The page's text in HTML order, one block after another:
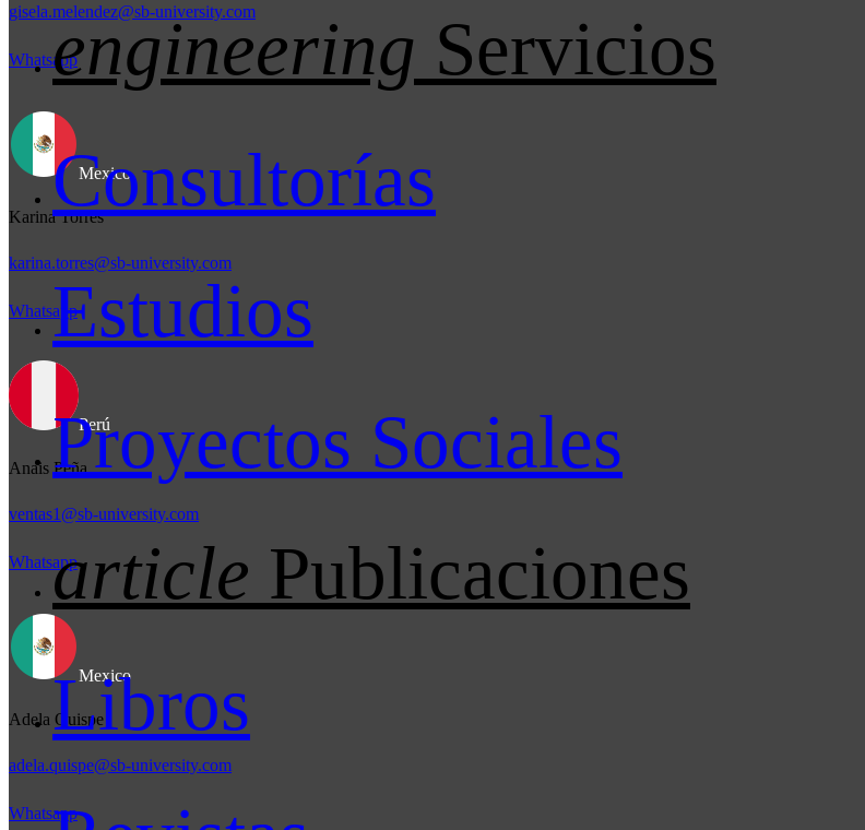
engineering Servicios
Consultorías
Estudios
Proyectos Sociales
article Publicaciones
Libros
gisela.melendez@sb-university.com
Whatsapp
Mexico
Karina Torres
karina.torres@sb-university.com
Whatsapp
Perú
Anais Peña
ventas1@sb-university.com
Whatsapp
Mexico
Adela Quispe
adela.quispe@sb-university.com
Whatsapp